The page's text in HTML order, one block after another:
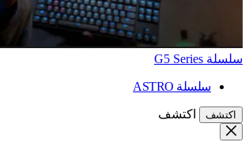
سلسلة G5 Series
سلسلة ASTRO
اكتشف اكتشف